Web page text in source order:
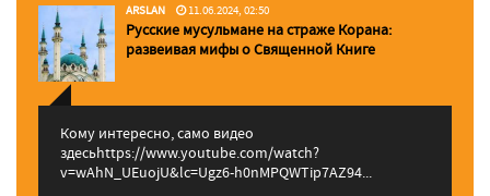
ARSLAN 11.06.2024, 02:50
Русские мусульмане на страже Корана:
pазвеивая мифы о Священной Книге
Кому интересно, само видео
здесьhttps://www.youtube.com/watch?
v=wAhN_UEuojU&lc=Ugz6-h0nMPQWTip7AZ94...